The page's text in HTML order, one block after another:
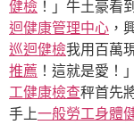
健檢 ！」牛土豪看
迴健康管理中心 ，
巡迴健檢我用百萬
推薦 ！這就是愛！
工健康檢查秤首先
手上一般勞工身體